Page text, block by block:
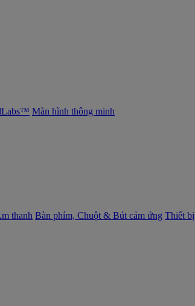
Màn hình thông minh
thanh Bàn phím, Chuột & Bút cảm ứng Thiết